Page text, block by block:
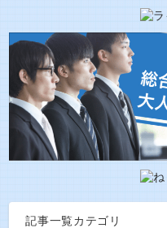
記事一覧カテゴリ